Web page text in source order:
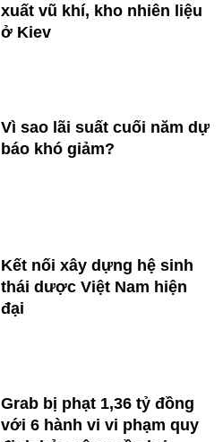
xuất vũ khí, kho nhiên liệu
ở Kiev
Vì sao lãi suất cuối năm dự
báo khó giảm?
Kết nối xây dựng hệ sinh
thái dược Việt Nam hiện
đại
Grab bị phạt 1,36 tỷ đồng
với 6 hành vi vi phạm quy